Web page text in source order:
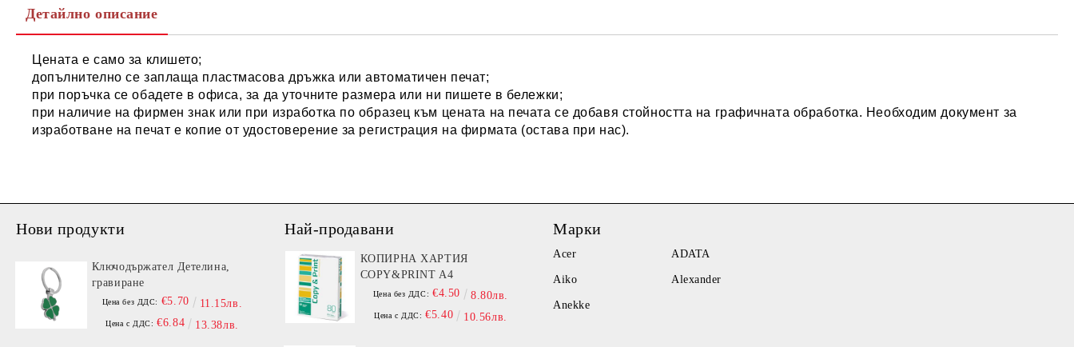
Детайлно описание
Цената е само за клишето;
допълнително се заплаща пластмасова дръжка или автоматичен печат;
при поръчка се обадете в офиса, за да уточните размера или ни пишете в бележки;
при наличие на фирмен знак или при изработка по образец към цената на печата се добавя стойността на графичната обработка. Необходим документ за
изработване на печат е копие от удостоверение за регистрация на фирмата (остава при нас).
Нови продукти
Ключодържател Детелина,
гравиране
Цена без ДДС: €5.70 11.15лв.
Цена с ДДС: €6.84 13.38лв.
Най-продавани
КОПИРНА ХАРТИЯ
COPY&PRINT A4
Цена без ДДС: €4.50 8.80лв.
Цена с ДДС: €5.40 10.56лв.
Марки
Acer ADATA
Aiko Alexander
Anekke